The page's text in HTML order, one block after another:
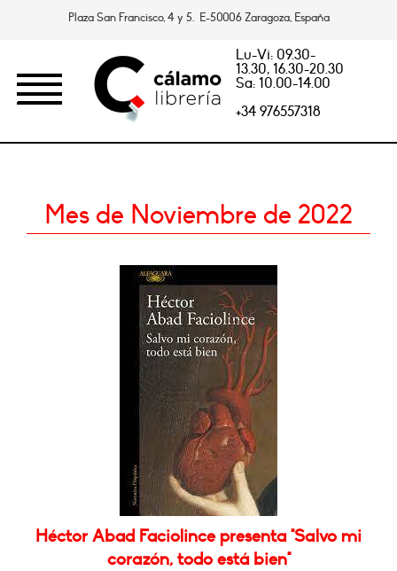
Plaza San Francisco, 4 y 5. E-50006 Zaragoza, España
Lu-Vi: 09.30-
13.30, 16.30-20.30
Sa: 10.00-14.00
+34 976557318
Mes de Noviembre de 2022
Héctor Abad Faciolince presenta "Salvo mi
corazón, todo está bien"